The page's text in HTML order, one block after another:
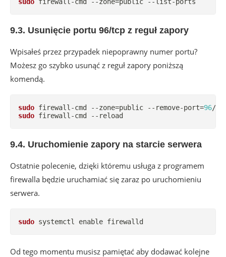
9.3. Usunięcie portu 96/tcp z reguł zapory
Wpisałeś przez przypadek niepoprawny numer portu?
Możesz go szybko usunąć z reguł zapory poniższą
komendą.
sudo firewall-cmd --zone=public --remove-port=96
sudo firewall-cmd --reload
9.4. Uruchomienie zapory na starcie serwera
Ostatnie polecenie, dzięki któremu usługa z programem
firewalla będzie uruchamiać się zaraz po uruchomieniu
serwera.
sudo systemctl enable firewalld
Od tego momentu musisz pamiętać aby dodawać kolejne